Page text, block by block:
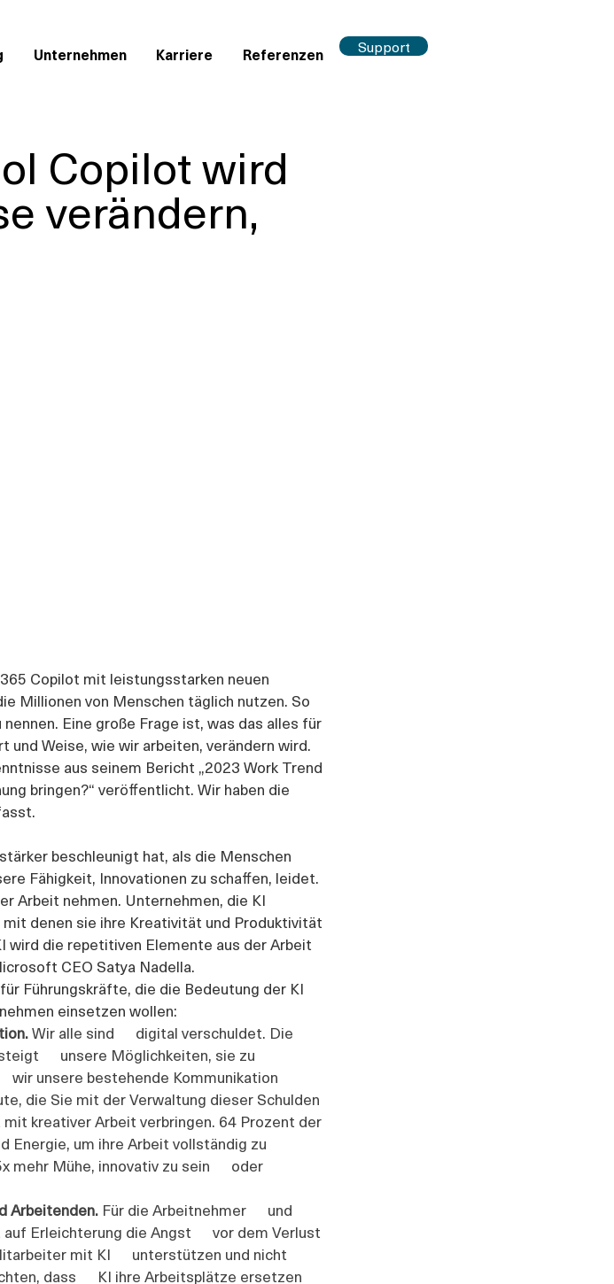
Support
Unternehmen Karriere Referenzen
Copilot wird
verändern,
Copilot mit leistungsstarken neuen
Millionen von Menschen täglich nutzen. So
Eine große Frage ist, was das alles für
Weise, wie wir arbeiten, verändern wird.
aus seinem Bericht „2023 Work Trend
bringen?“ veröffentlicht. Wir haben die
beschleunigt hat, als die Menschen
Fähigkeit, Innovationen zu schaffen, leidet.
Arbeit nehmen. Unternehmen, die KI
denen sie ihre Kreativität und Produktivität
wird die repetitiven Elemente aus der Arbeit
CEO Satya Nadella.
Führungskräfte, die die Bedeutung der KI
einsetzen wollen:
Wir alle sind      digital verschuldet. Die
unsere Möglichkeiten, sie zu
wir unsere bestehende Kommunikation
die Sie mit der Verwaltung dieser Schulden
kreativer Arbeit verbringen. 64 Prozent der
Energie, um ihre Arbeit vollständig zu
Mühe, innovativ zu sein      oder
Arbeitenden. Für die Arbeitnehmer      und
Erleichterung die Angst      vor dem Verlust
mit KI      unterstützen und nicht
dass      KI ihre Arbeitsplätze ersetzen